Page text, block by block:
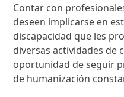
Contar con
deseen implicarse en
discapacidad que les
diversas actividades de
oportunidad de seguir
de humanización